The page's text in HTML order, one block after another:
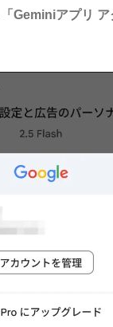
「Geminiアプリ ア